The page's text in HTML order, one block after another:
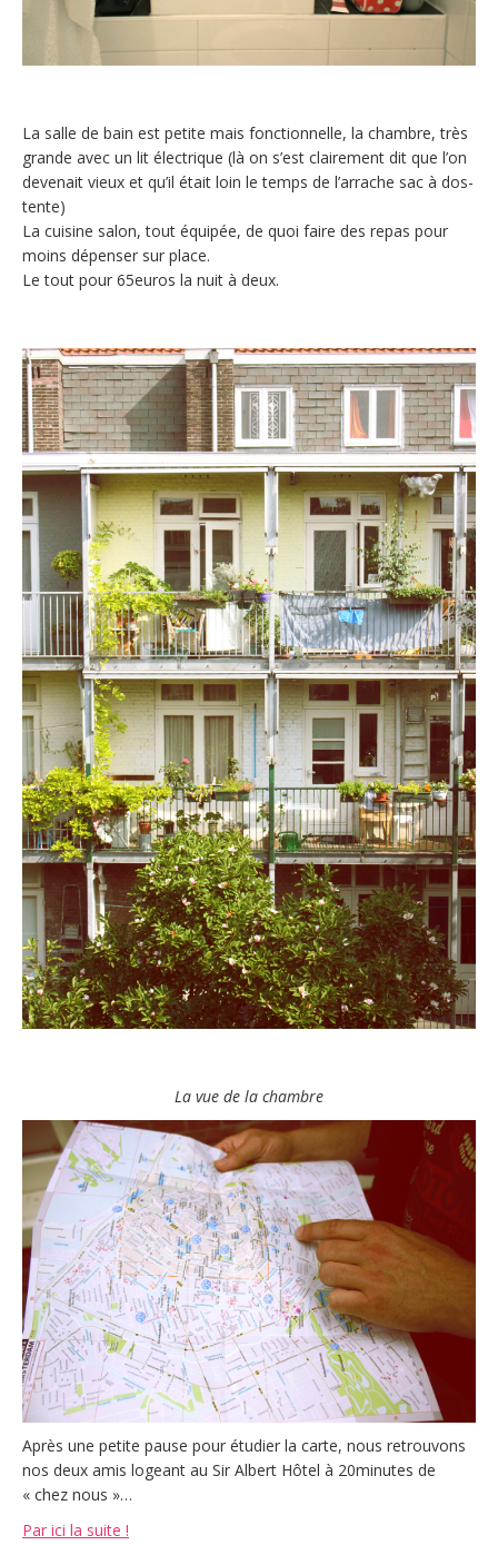
La salle de bain est petite mais fonctionnelle, la chambre, très
grande avec un lit électrique (là on s’est clairement dit que l’on
devenait vieux et qu’il était loin le temps de l’arrache sac à dos-
tente)
La cuisine salon, tout équipée, de quoi faire des repas pour
moins dépenser sur place.
Le tout pour 65euros la nuit à deux.
La vue de la chambre
Après une petite pause pour étudier la carte, nous retrouvons
nos deux amis logeant au Sir Albert Hôtel à 20minutes de
« chez nous »…
Par ici la suite !